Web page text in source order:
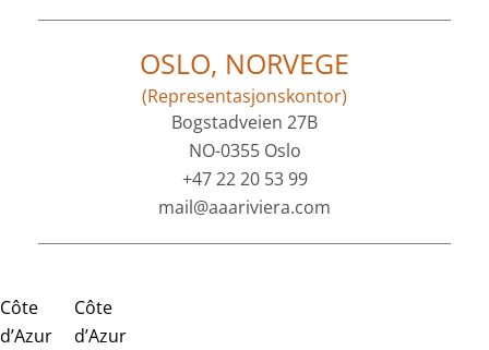
OSLO, NORVEGE
(Representasjonskontor)
Bogstadveien 27B
NO-0355 Oslo
+47 22 20 53 99
mail@aaariviera.com
Côte
d’Azur
Côte
d’Azur